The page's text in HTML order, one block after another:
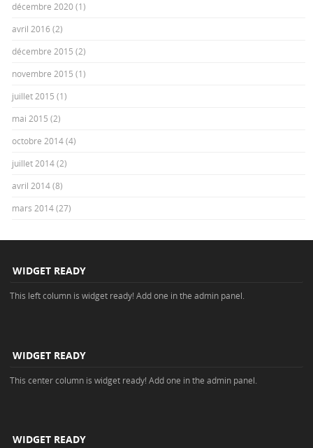
décembre 2020(1)
avril 2016 (2)
décembre 2015 (2)
novembre 2015 (1)
juillet 2015 (1)
mai 2015 (2)
octobre 2014(4)
juillet 2014(2)
avril 2014(8)
mars 2014(27)
WIDGET READY
This left column is widget ready! Add one in the admin panel.
WIDGET READY
This center column is widget ready! Add one in the admin panel.
WIDGET READY